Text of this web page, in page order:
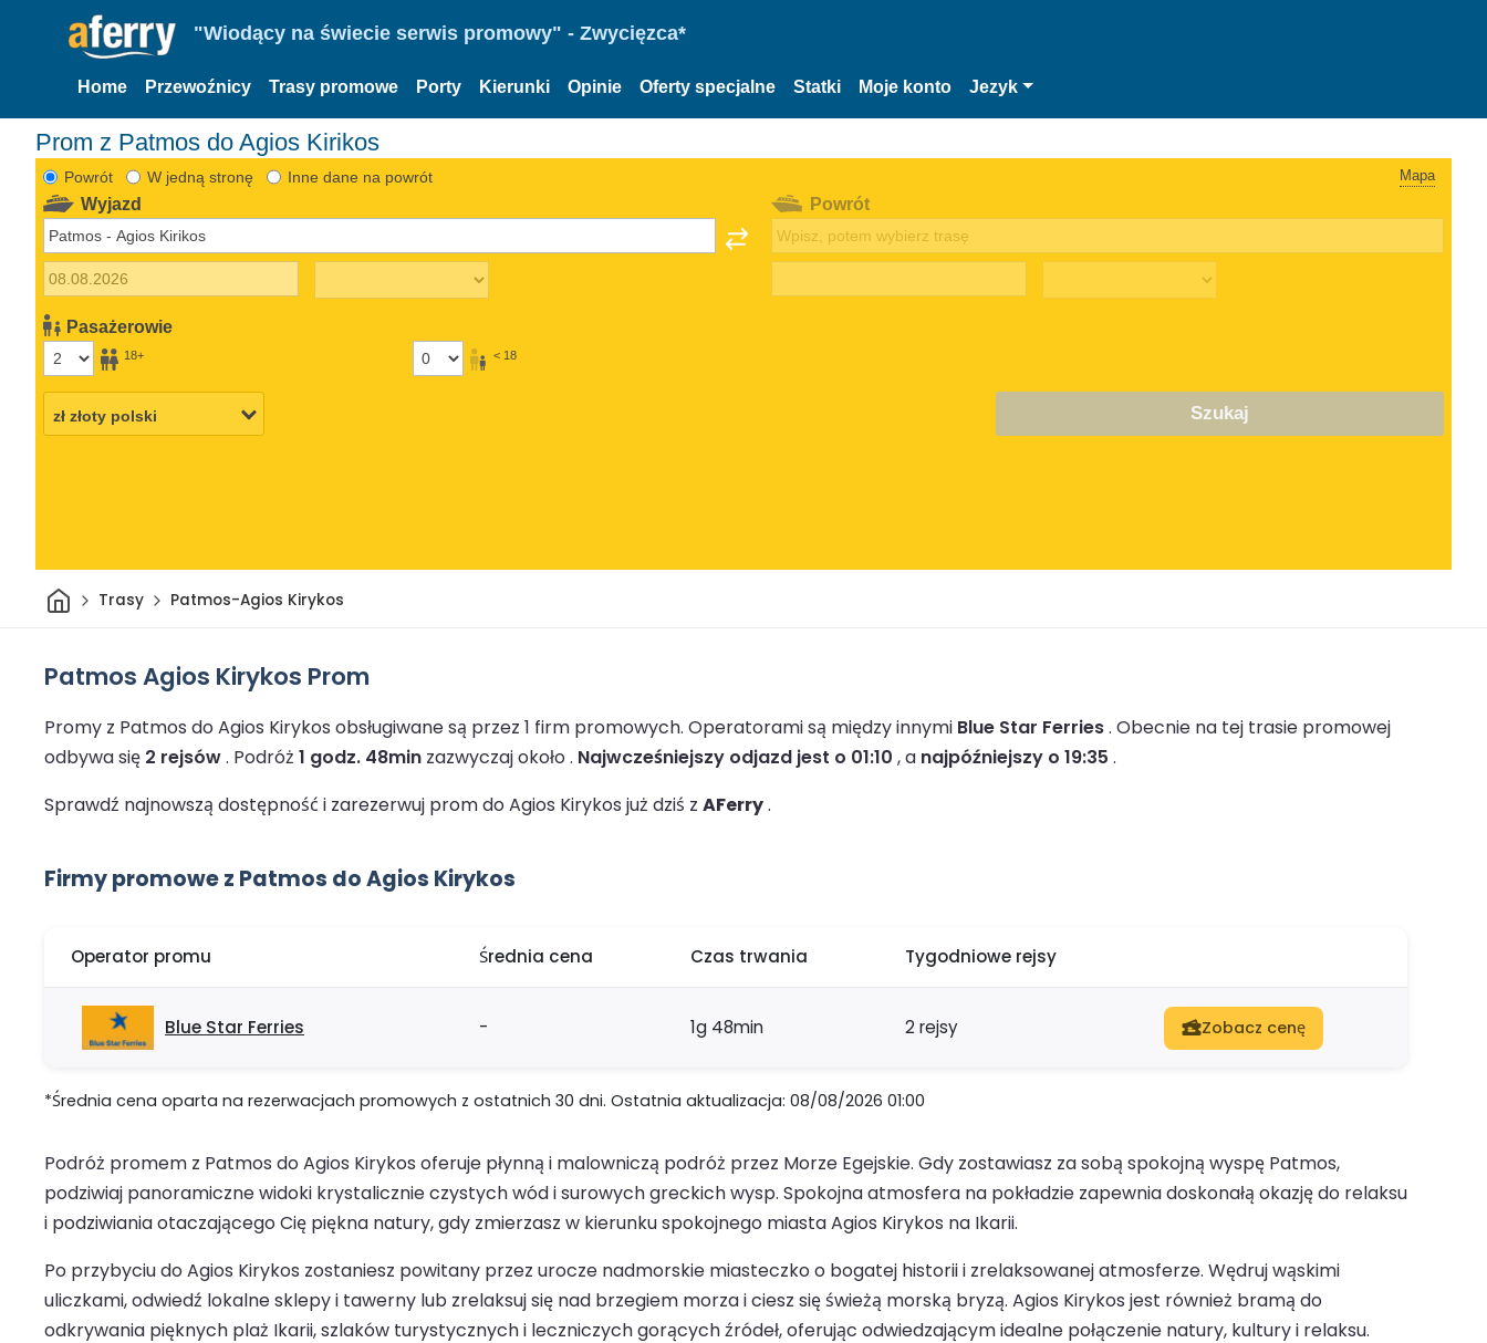
"Wiodący na świecie serwis promowy" - Zwycięzca*
Home Przewoźnicy Trasy promowe Porty Kierunki Opinie Oferty specjalne Statki Moje konto Jezyk
Prom z Patmos do Agios Kirikos
Powrót W jedną stronę Inne dane na powrót Mapa
Wyjazd
Pasażerowie
18+ < 18
Powrót
Szukaj
DomTrasy Patmos-Agios Kirykos
Patmos Agios Kirykos Prom
Promy z Patmos do Agios Kirykos obsługiwane są przez 1 firm promowych. Operatorami są między innymi Blue Star Ferries. Obecnie na tej trasie promowej
odbywa się 2 rejsów. Podróż 1 godz. 48min zazwyczaj około . Najwcześniejszy odjazd jest o 01:10 , a najpóźniejszy o 19:35 .
Sprawdź najnowszą dostępność i zarezerwuj prom do Agios Kirykos już dziś z AFerry.
Firmy promowe z Patmos do Agios Kirykos
Operator promu Średnia cena Czas trwania Tygodniowe rejsy
Blue Star Ferries - 1g 48min 2 rejsy Zobacz cenę
*Średnia cena oparta na rezerwacjach promowych z ostatnich 30 dni. Ostatnia aktualizacja: 08/08/2026 01:00
Podróż promem z Patmos do Agios Kirykos oferuje płynną i malowniczą podróż przez Morze Egejskie. Gdy zostawiasz za sobą spokojną wyspę Patmos,
podziwiaj panoramiczne widoki krystalicznie czystych wód i surowych greckich wysp. Spokojna atmosfera na pokładzie zapewnia doskonałą okazję do relaksu
i podziwiania otaczającego Cię piękna natury, gdy zmierzasz w kierunku spokojnego miasta Agios Kirykos na Ikarii.
Po przybyciu do Agios Kirykos zostaniesz powitany przez urocze nadmorskie miasteczko o bogatej historii i zrelaksowanej atmosferze. Wędruj wąskimi
uliczkami, odwiedź lokalne sklepy i tawerny lub zrelaksuj się nad brzegiem morza i ciesz się świeżą morską bryzą. Agios Kirykos jest również bramą do
odkrywania pięknych plaż Ikarii, szlaków turystycznych i leczniczych gorących źródeł, oferując odwiedzającym idealne połączenie natury, kultury i relaksu.